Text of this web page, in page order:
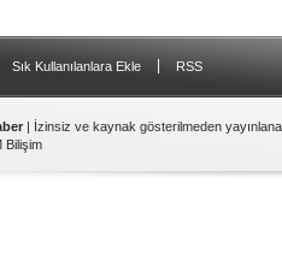
Sık Kullanılanlara Ekle RSS
| İzinsiz ve kaynak gösterilmeden
Bilişim